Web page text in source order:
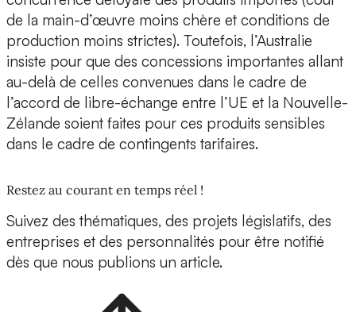
de la main-d’œuvre moins chère et conditions de
production moins strictes). Toutefois, l’Australie
insiste pour que des concessions importantes allant
au-delà de celles convenues dans le cadre de
l’accord de libre-échange entre l’UE et la Nouvelle-
Zélande soient faites pour ces produits sensibles
dans le cadre de contingents tarifaires.
Restez au courant en temps réel !
Suivez des thématiques, des projets législatifs, des
entreprises et des personnalités pour être notifié
dès que nous publions un article.